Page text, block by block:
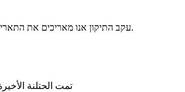
עקב התיקון אנו מאריכים את התאריך האחרון לערעור עד יום שלישי הקרוב, ה 8.4, בשעה 23:59. תשובות על הערעורים יינתנו מיד לאחר תום תקופת הערעורים לכלל הסטודנטים במרוכז.
تمت الحتلنة الأخيرة ب-3/4/2025,